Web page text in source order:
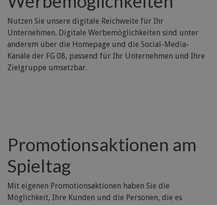
Nutzen Sie unsere digitale Reichweite für Ihr
Unternehmen. Digitale Werbemöglichkeiten sind unter
anderem über die Homepage und die Social-Media-
Kanäle der FG 08, passend für Ihr Unternehmen und Ihre
Zielgruppe umsetzbar.
Promotionsaktionen am
Spieltag
Mit eigenen Promotionsaktionen haben Sie die
Möglichkeit, Ihre Kunden und die Personen, die es